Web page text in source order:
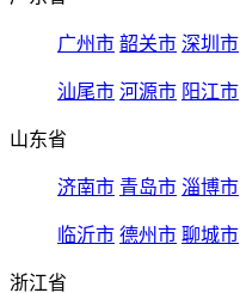
广州市 韶关市 深圳市
汕尾市 河源市 阳江市
山东省
济南市 青岛市 淄博市
临沂市 德州市 聊城市
浙江省